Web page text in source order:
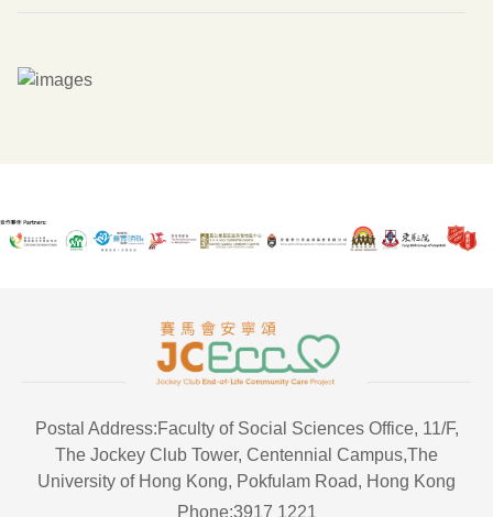
Postal Address:Faculty of Social Sciences Office, 11/F,
The Jockey Club Tower, Centennial Campus,The
University of Hong Kong, Pokfulam Road, Hong Kong
Phone:3917 1221